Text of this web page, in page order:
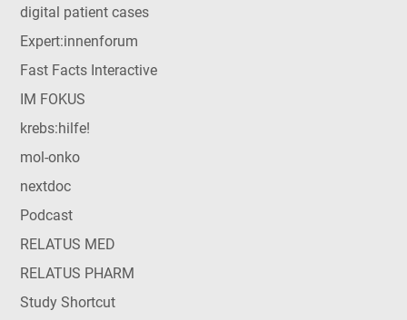
digital patient cases
Expert:innenforum
Fast Facts Interactive
IM FOKUS
krebs:hilfe!
mol-onko
nextdoc
Podcast
RELATUS MED
RELATUS PHARM
Study Shortcut